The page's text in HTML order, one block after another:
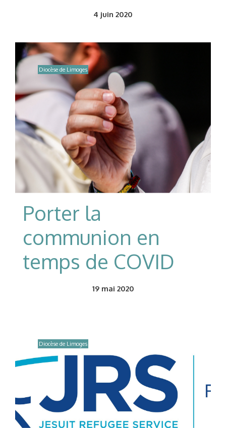
4 juin 2020
Diocèse de Limoges
Porter la
communion en
temps de COVID
19mai 2020
Diocèse de Limoges